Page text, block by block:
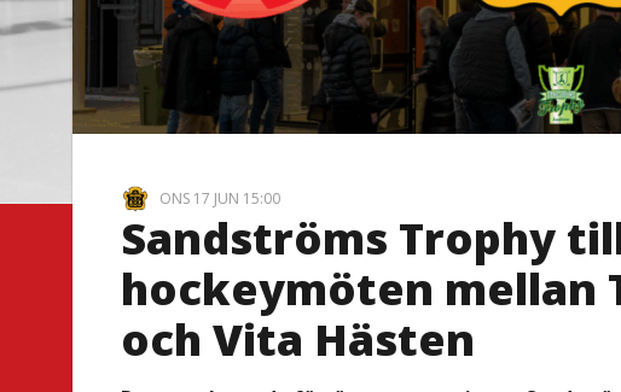
ONS 17 JUN 15:00
Sandströms Trophy
hockeymöten mellan
och Vita Hästen